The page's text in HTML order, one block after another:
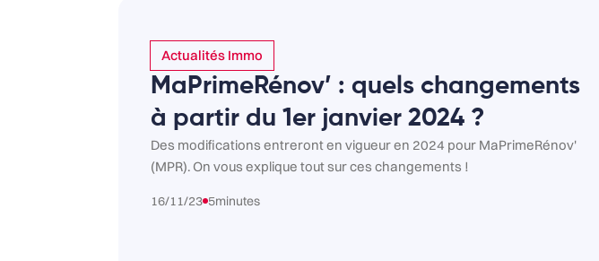
Actualités Immo
MaPrimeRénov’ : quels changements
à partir du 1er janvier 2024 ?
Des modifications entreront en vigueur en 2024 pour MaPrimeRénov'
(MPR). On vous explique tout sur ces changements !
16/11/23 5minutes